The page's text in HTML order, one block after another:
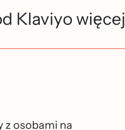
Klaviyo więcej
z osobami na